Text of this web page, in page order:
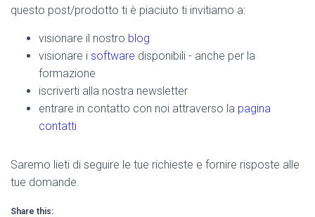
questo post/prodotto ti è piaciuto ti invitiamo a:
visionare il nostro blog
visionare i software disponibili - anche per la
formazione
iscriverti alla nostra newsletter
entrare in contatto con noi attraverso la pagina
contatti
Saremo lieti di seguire le tue richieste e fornire risposte alle
tue domande.
Share this: